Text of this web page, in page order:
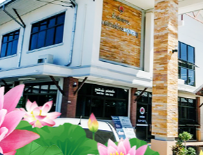
บุคลากร
แผน
ยุทธศาสตร์
ข่าวสาร